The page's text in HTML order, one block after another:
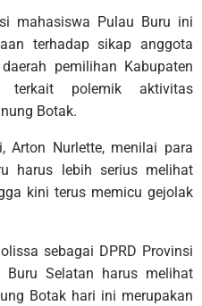
mahasiswa Pulau Buru ini
terhadap sikap anggota
pemilihan Kabupaten
polemik aktivitas
Botak.
Arton Nurlette, menilai para
harus lebih serius melihat
kini terus memicu gejolak
sebagai DPRD Provinsi
Selatan harus melihat
Botak hari ini merupakan